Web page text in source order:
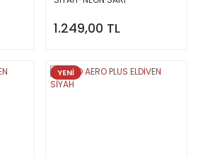
1.249,00 TL
YENİ